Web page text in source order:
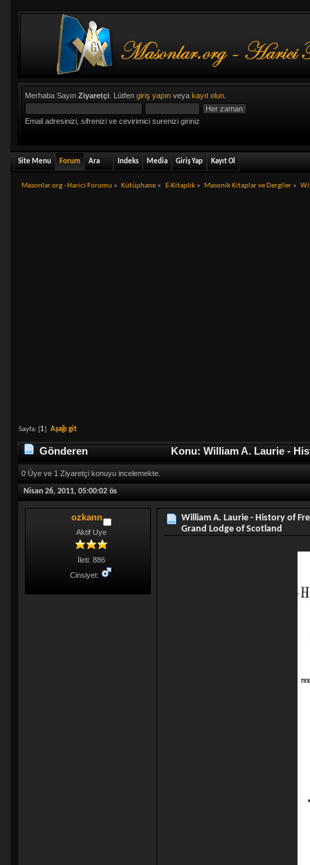
Merhaba Sayın Ziyaretçi. Lütfen giriş yapınveya kayıt olun.
Email adresinizi, sifrenizi ve cevirimici surenizi giriniz
Site Menu Forum Ara Indeks Media Giriş Yap Kayıt Ol
Masonlar.org - Harici Forumu » Kütüphane » E-Kitaplık» Masonik Kitaplar ve Dergiler»
Sayfa: [1] Aşağı git
Gönderen
Konu: William A. Laurie -
5573 defa)
0 Üye ve 1 Ziyaretçi konuyu incelemekte.
Nisan 26, 2011, 05:00:02 ös
ozkann
Aktif Uye
İleti: 886
Cinsiyet:
William A. Laurie - History of
Grand Lodge of Scotland